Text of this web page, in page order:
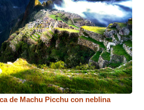
de Machu Picchu con neblina